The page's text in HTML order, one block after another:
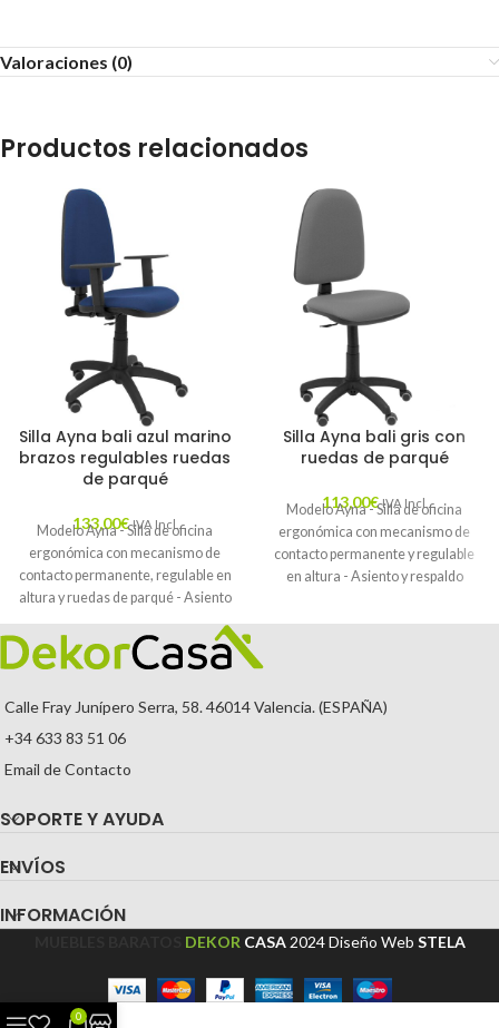
Valoraciones (0)
Productos relacionados
Silla Ayna bali azul marino
brazos regulables ruedas
de parqué
133,00€ IVA Incl.
Modelo Ayna - Silla de oficina
ergonómica con mecanismo de
contacto permanente, regulable en
altura y ruedas de parqué - Asiento
y respaldo tapizados en tejido BALI
color azul marino (BRAZOS
REGULABLES EN ALTURA)
Silla Ayna bali gris con
ruedas de parqué
113,00€ IVA Incl.
Modelo Ayna - Silla de oficina
ergonómica con mecanismo de
contacto permanente y regulable
en altura - Asiento y respaldo
ruedas de parqué
Calle Fray Junípero Serra, 58. 46014 Valencia. (ESPAÑA)
+34 633 83 51 06
Email de Contacto
SOPORTE Y AYUDA
ENVÍOS
INFORMACIÓN
DEKOR CASA 2024Diseño Web STELA
0